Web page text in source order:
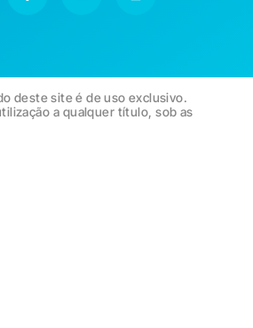
deste site é de uso exclusivo.
a qualquer título, sob as